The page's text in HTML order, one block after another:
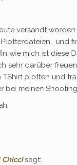
versandt
und
wie mich ist diese
sehr darüber
TShirt plotten und
bei meinen
Chicci sagt: